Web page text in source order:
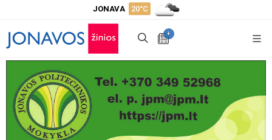
JONAVA 20°C
+